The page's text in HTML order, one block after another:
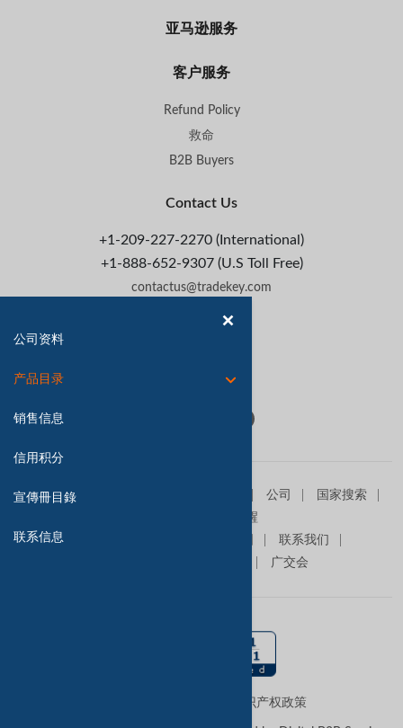
公司资料
产品目录
销售信息
信用积分
宣傳冊目錄
联系信息
亚马逊服务
客户服务
Refund Policy
救命
B2B Buyers
Contact Us
+1-209-227-2270 (International)
+1-888-652-9307 (U.S Toll Free)
contactus@tradekey.com
主页 销售信息 公司
国家搜索
贸易提醒
关于我们
联系我们
广交会
知识产权政策